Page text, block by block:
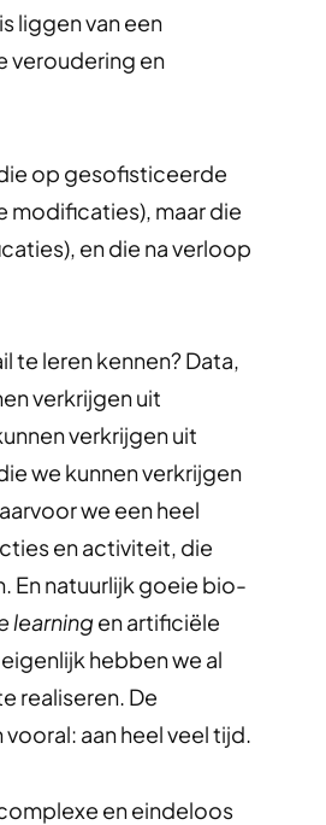
liggen van een
veroudering en
op gesofisticeerde
modificaties), maar die
en die na verloop
te leren kennen? Data,
verkrijgen uit
verkrijgen uit
we kunnen verkrijgen
we een heel
en activiteit, die
En natuurlijk goeie bio-
learningen artificiële
hebben we al
realiseren. De
aan heel veel tijd.
en eindeloos